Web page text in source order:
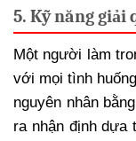
5. Kỹ năng giải
Một người làm
với mọi tình
nguyên nhân
ra nhận định dựa